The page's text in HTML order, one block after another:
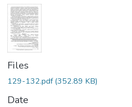
Files
129-132.pdf(352.89 KB)
Date